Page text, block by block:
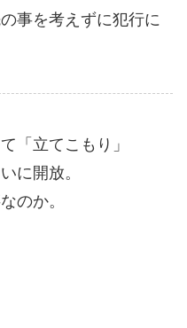
事を考えずに犯行に
「立てこもり」
に開放。
のか。